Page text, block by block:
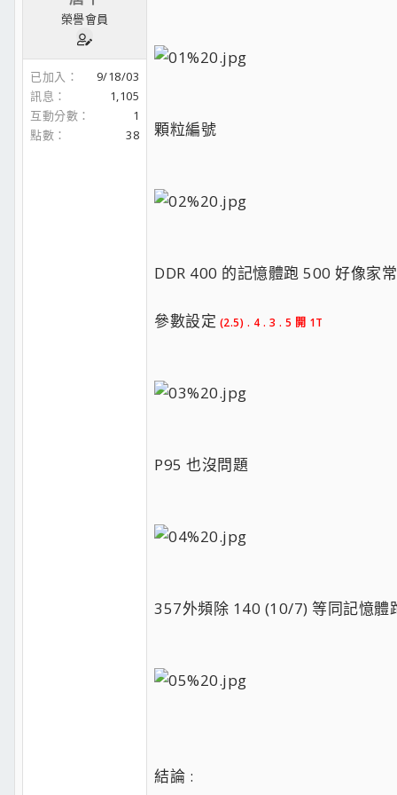
榮譽會員
已加入
9/18/03
訊息
1,105
互動分數
1
點數
38 顆粒編號
DDR 400 的記憶體跑 500 好像家
參數設定 (2.5) . 4 . 3 . 5 開 1T
P95 也沒問題
357外頻除 140 (10/7) 等同記憶體
結論 :